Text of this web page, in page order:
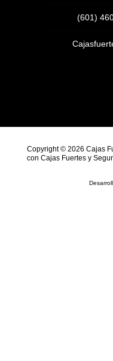
(601)
Copyright © 2026 Cajas
con Cajas Fuertes y